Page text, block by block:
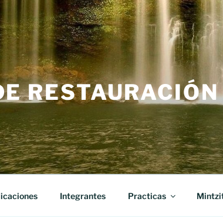
RESTAURACIÓN
Integrantes Practicas